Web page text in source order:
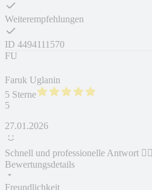
Weiterempfehlungen
ID 4494111570
FU
Faruk Uglanin
5 Sterne
5
27.01.2026
Schnell und professionelle Antwort 👍🏻
Bewertungsdetails
Freundlichkeit